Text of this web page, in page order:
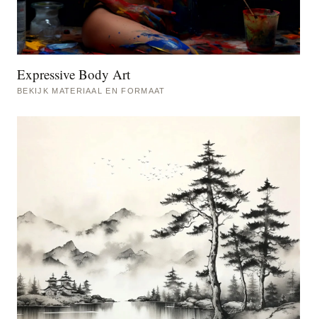
Expressive Body Art
BEKIJK MATERIAAL EN FORMAAT